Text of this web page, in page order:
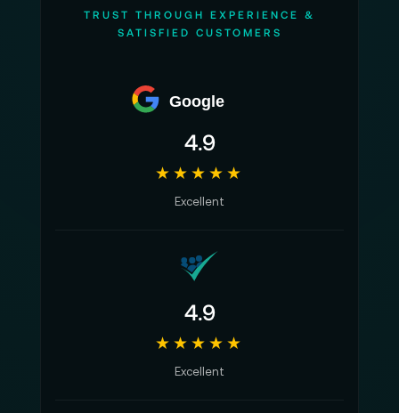
TRUST THROUGH EXPERIENCE &
SATISFIED CUSTOMERS
Google
4.9
★★★★★
Excellent
4.9
★★★★★
Excellent